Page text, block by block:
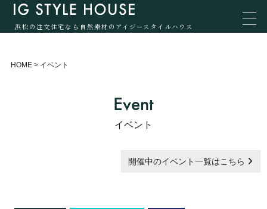
浜松の注文住宅なら自然素材のアイジースタイルハウス
HOME> イベント
Event
イベント
開催中のイベント一覧はこちら